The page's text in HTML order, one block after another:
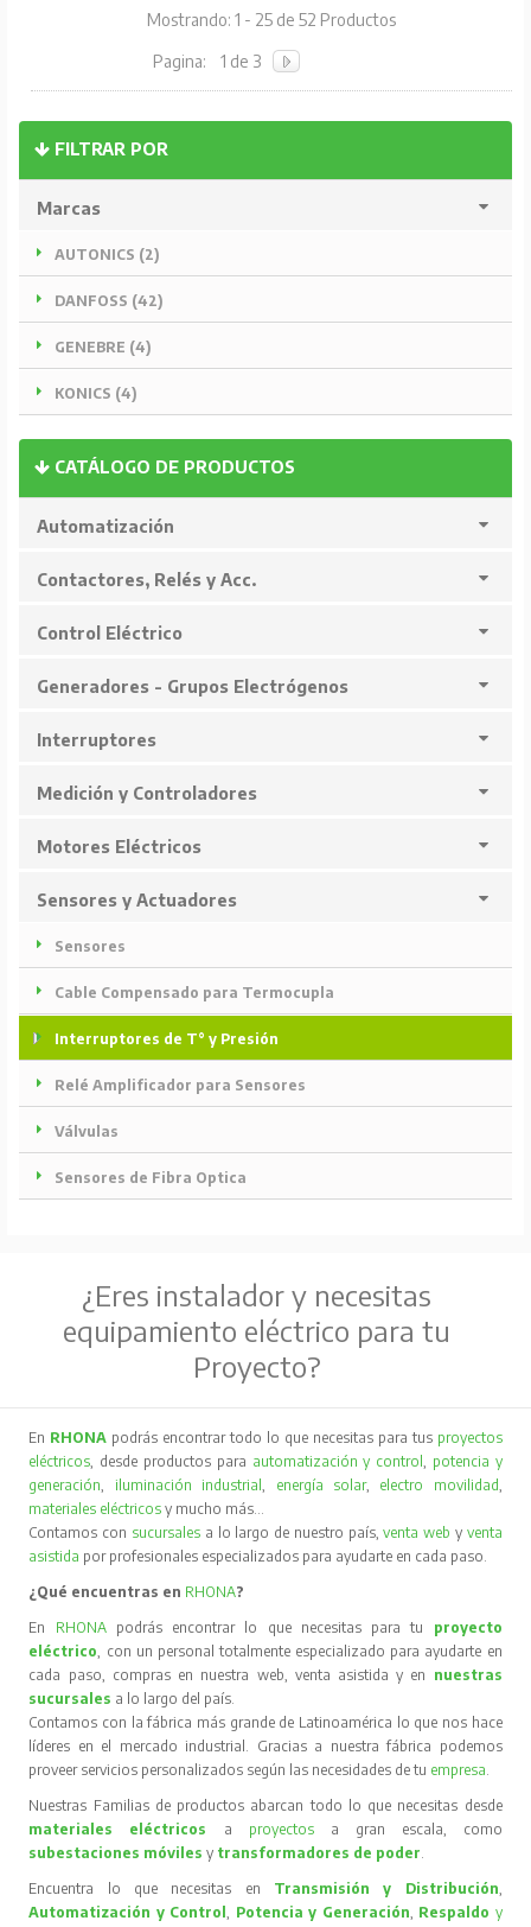
FILTRAR POR
Marcas
AUTONICS (2)
DANFOSS (42)
GENEBRE (4)
KONICS (4)
CATÁLOGO DE PRODUCTOS
Automatización
Contactores, Relés y Acc.
Control Eléctrico
Generadores - Grupos Electrógenos
Interruptores
Medición y Controladores
Motores Eléctricos
Sensores y Actuadores
Sensores
Cable Compensado para Termocupla
Interruptores de T° y Presión
Relé Amplificador para Sensores
Válvulas
Sensores de Fibra Optica
Mostrando: 1 - 25 de 52 Productos
Pagina: 1 de 3
¿Eres instalador y necesitas
equipamiento eléctrico para tu
Proyecto?
En RHONA podrás encontrar todo lo que necesitas para tus proyectos
eléctricos , desde productos para automatización y control
potencia y
generación
iluminación industrial energía solar, electro movilidad
materiales eléctricos y mucho más…
Contamos con sucursales a lo largo de nuestro país,venta web y venta
asistida por profesionales especializados para ayudarte en cada paso.
¿Qué encuentras en RHONA?
En RHONA podrás encontrar lo que necesitas para tu proyecto
eléctrico , con un personal totalmente especializado para ayudarte en
cada paso, compras en nuestra web, venta asistida y en nuestras
sucursales a lo largo del país.
Contamos con la fábrica más grande de Latinoamérica lo que nos hace
líderes en el mercado industrial. Gracias a nuestra fábrica podemos
proveer servicios personalizados según las necesidades de tu empresa
Nuestras Familias de productos abarcan todo lo que necesitas desde
materiales eléctricos
a proyectos
a gran escala, como
subestaciones móvilesy transformadores de poder
Encuentra lo que necesitas en Transmisión y Distribución
Automatización y Control
Potencia y Generación Respaldo y